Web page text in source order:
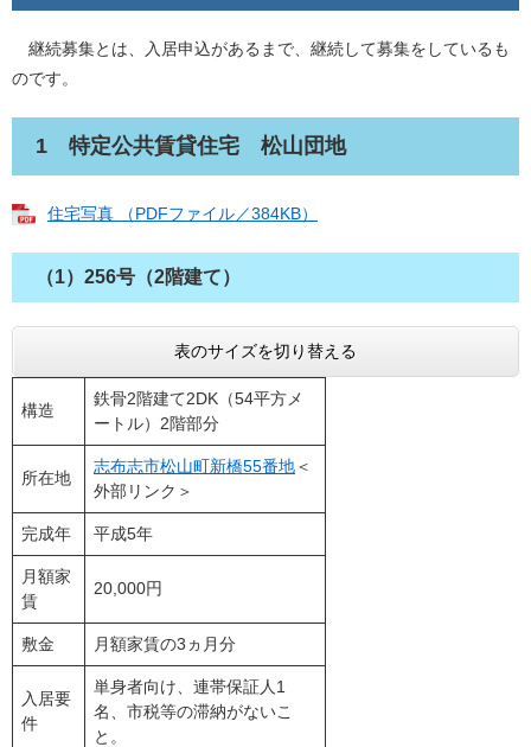
継続募集とは、入居申込があるまで、継続して募集をしているも
のです。
1 特定公共賃貸住宅 松山団地
住宅写真 （PDFファイル／384KB）
（1）256号（2階建て）
表のサイズを切り替える
構造
鉄骨2階建て2DK（54平方メ
ートル）2階部分
所在地
志布志市松山町新橋55番地＜
外部リンク＞
完成年 平成5年
月額家
賃
20,000円
敷金 月額家賃の3ヵ月分
入居要
件
単身者向け、連帯保証人1
名、市税等の滞納がないこ
と。